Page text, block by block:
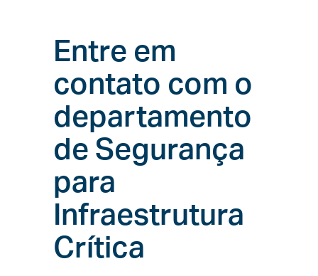
Entre em
contato com o
departamento
de Segurança
para
Infraestrutura
Crítica